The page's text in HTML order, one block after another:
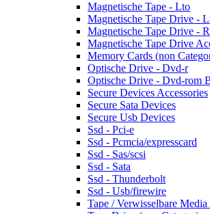
Magnetische Tape - Lto
Magnetische Tape Drive -
Magnetische Tape Drive -
Magnetische Tape Drive
Memory Cards (non
Optische Drive - Dvd-r
Optische Drive - Dvd-rom
Secure Devices Accessories
Secure Sata Devices
Secure Usb Devices
Ssd - Pci-e
Ssd - Pcmcia/expresscard
Ssd - Sas/scsi
Ssd - Sata
Ssd - Thunderbolt
Ssd - Usb/firewire
Tape / Verwisselbare Media